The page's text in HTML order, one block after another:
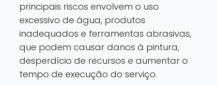
principais riscos envolvem o uso
excessivo de água, produtos
inadequados e ferramentas abrasivas,
que podem causar danos à pintura,
desperdício de recursos e aumentar o
tempo de execução do serviço.